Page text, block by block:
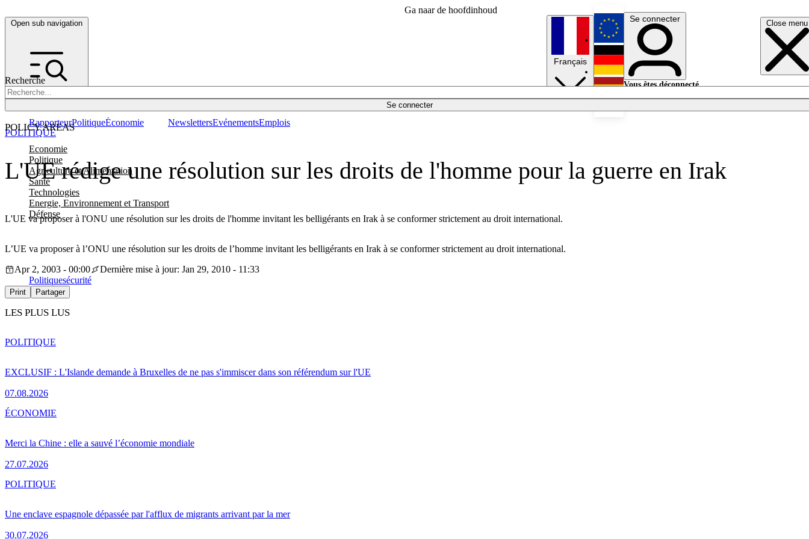
Ga naar de hoofdinhoud
Open sub navigation Close menu
Recherche
Se connecter
POLICY AREAS
Economie
Politique
Agriculture et Alimentation
Santé
Technologies
Energie, Environnement et Transport
Défense
RapporteurPolitiqueÉconomie NewslettersEvénementsEmplois
Français
English
Deutsch
Se connecter
Vous êtes déconnecté.
L'UE rédige une résolution sur les droits de l'homme pour la guerre en Irak
L'UE va proposer à l'ONU une résolution sur les droits de l'homme invitant les belligérants en Irak à se conformer strictement au droit international.
POLITIQUE
L’UE va proposer à l’ONU une résolution sur les droits de l’homme invitant les belligérants en Irak à se conformer strictement au droit international.
Apr 2, 2003 - 00:00
Dernière mise à jour: Jan 29, 2010 - 11:33
Politiquesécurité
Print Partager
LES PLUS LUS
EXCLUSIF : L'Islande demande à Bruxelles de ne pas s'immiscer dans son référendum sur l'UE
07.08.2026
POLITIQUE
Merci la Chine : elle a sauvé l’économie mondiale
27.07.2026
ÉCONOMIE
Une enclave espagnole dépassée par l'afflux de migrants arrivant par la mer
30.07.2026
POLITIQUE